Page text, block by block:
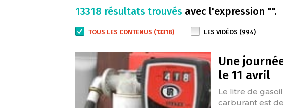
13318 résultats trouvés avec l'expression "".
TOUS LES CONTENUS (13318) LES VIDÉOS (994)
Une
le 11 avril
Le litre de
carburant est